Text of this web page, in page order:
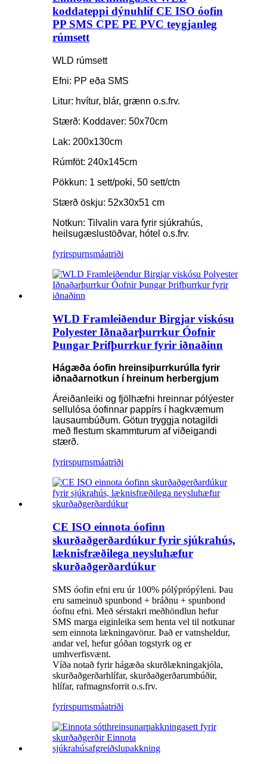
koddateppi dýnuhlíf CE ISO óofin
PP SMS CPE PE PVC teygjanleg
rúmsett
WLD rúmsett
Efni: PP eða SMS
Litur: hvítur, blár, grænn o.s.frv.
Stærð: Koddaver: 50x70cm
Lak: 200x130cm
Rúmföt: 240x145cm
Pökkun: 1 sett/poki, 50 sett/ctn
Stærð öskju: 52x30x51 cm
Notkun: Tilvalin vara fyrir sjúkrahús,
heilsugæslustöðvar, hótel o.s.frv.
fyrirspurnsmáatriði
WLD Framleiðendur Birgjar viskósu
Polyester Iðnaðarþurrkur Óofnir
Þungar Þrifþurrkur fyrir iðnaðinn
Hágæða óofin hreinsiþurrkurúlla fyrir
iðnaðarnotkun í hreinum herbergjum
Áreiðanleiki og fjölhæfni hreinnar pólýester
sellulósa óofinnar pappírs í hagkvæmum
lausaumbúðum. Götun tryggja notagildi
með flestum skammturum af viðeigandi
stærð.
fyrirspurnsmáatriði
CE ISO einnota óofinn
skurðaðgerðardúkur fyrir sjúkrahús,
læknisfræðilega neysluhæfur
skurðaðgerðardúkur
SMS óofin efni eru úr 100% pólýprópýleni. Þau
eru sameinuð spunbond + bráðnu + spunbond
óofnu efni. Með sérstakri meðhöndlun hefur
SMS marga eiginleika sem henta vel til notkunar
sem einnota lækningavörur. Það er vatnsheldur,
andar vel, hefur góðan togstyrk og er
umhverfisvænt.
Víða notað fyrir hágæða skurðlækningakjóla,
skurðaðgerðarhlífar, skurðaðgerðarumbúðir,
hlífar, rafmagnsforrit o.s.frv.
fyrirspurnsmáatriði